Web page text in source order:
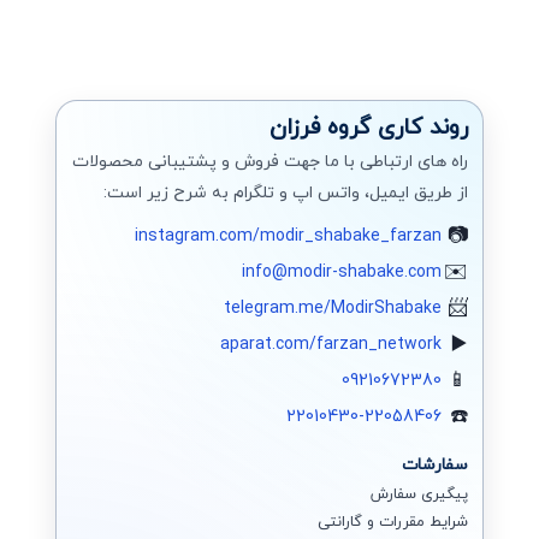
جونیپر (SRX)
فورتی گیت
الستیکس،استریسک
وایرشارک
زبیکس مانیتورینگ
سیستم سنتر
ادوبی Adobe
ایمیل سرور
روند کاری گروه فرزان
راه های ارتباطی با ما جهت فروش و پشتیبانی محصولات
از طریق ایمیل، واتس اپ و تلگرام به شرح زیر است:
instagram.com/modir_shabake_farzan
info@modir-shabake.com
telegram.me/ModirShabake
aparat.com/farzan_network
09210672380
22010430-22058406
سفارشات
پیگیری سفارش
شرایط مقررات و گارانتی